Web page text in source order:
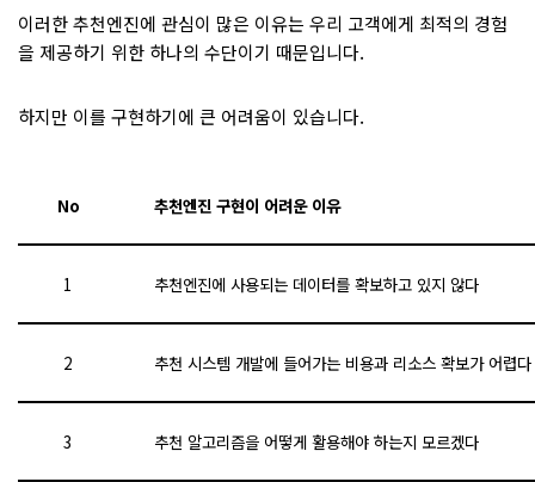
이러한 추천엔진에 관심이 많은 이유는 우리 고객에게 최적의 경험
을 제공하기 위한 하나의 수단이기 때문입니다.
하지만 이를 구현하기에 큰 어려움이 있습니다.
No 추천엔진 구현이 어려운 이유
1 추천엔진에 사용되는 데이터를 확보하고 있지 않다
2 추천 시스템 개발에 들어가는 비용과 리소스 확보가 어렵다
3 추천 알고리즘을 어떻게 활용해야 하는지 모르겠다